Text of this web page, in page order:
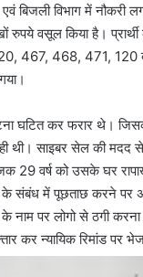
बिजली विभाग में नौकरी
वसूल किया है। प्रार्थी
467, 468, 471, 120
घटित कर फरार थे। जिसकी
थी। साइबर सेल की मदद
29 वर्ष को उसके घर
के संबंध में पूछताछ करने पर
नाम पर लोगो से ठगी करना
कर न्यायिक रिमांड पर